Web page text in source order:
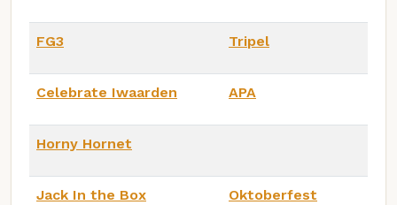
FG3 Tripel
Celebrate Iwaarden APA
Horny Hornet
Jack In the Box Oktoberfest